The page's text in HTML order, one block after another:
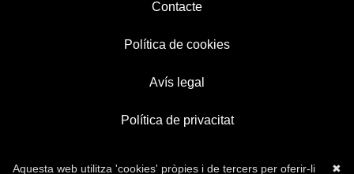
Contacte
Política de cookies
Avís legal
Política de privacitat
✖
Aquesta web utilitza 'cookies' pròpies i de tercers per oferir-li